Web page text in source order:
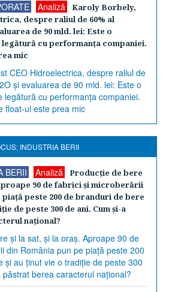
Analiză
Karoly Borbely,
despre raliul de 60% al
de 90 mld. lei: Este o
cu performanţa companiei.
mic
INDUSTRIA BERII
BERII Analiză
Producţie de bere
90 de fabrici şi microberării
piaţă peste 200 de branduri de bere
de peste 300 de ani. Cum şi-a
naţional?